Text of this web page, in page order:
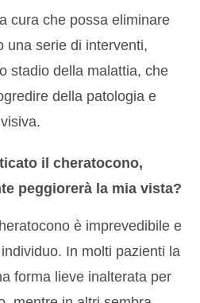
cura che possa eliminare
una serie di interventi,
stadio della malattia, che
della patologia e
il cheratocono,
peggiorerà la mia vista?
è imprevedibile e
In molti pazienti la
forma lieve inalterata per